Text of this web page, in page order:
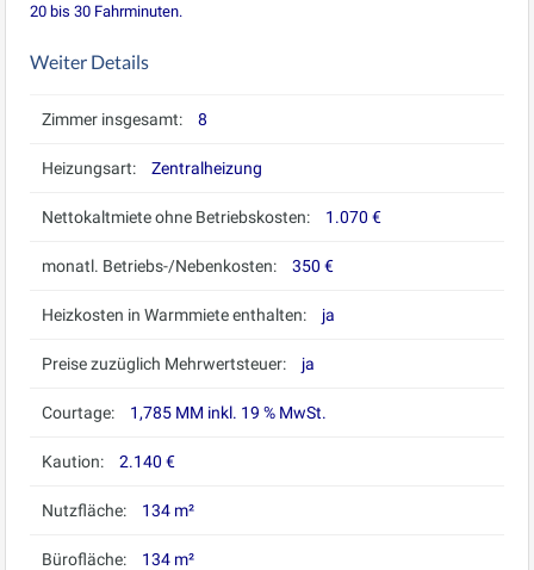
20 bis 30 Fahrminuten.
Weiter Details
Zimmer insgesamt: 8
Heizungsart: Zentralheizung
Nettokaltmiete ohne Betriebskosten: 1.070 €
monatl. Betriebs-/Nebenkosten: 350 €
Heizkosten in Warmmiete enthalten: ja
Preise zuzüglich Mehrwertsteuer: ja
Courtage: 1,785 MM inkl. 19 % MwSt.
Kaution: 2.140 €
Nutzfläche: 134 m²
Bürofläche: 134 m²